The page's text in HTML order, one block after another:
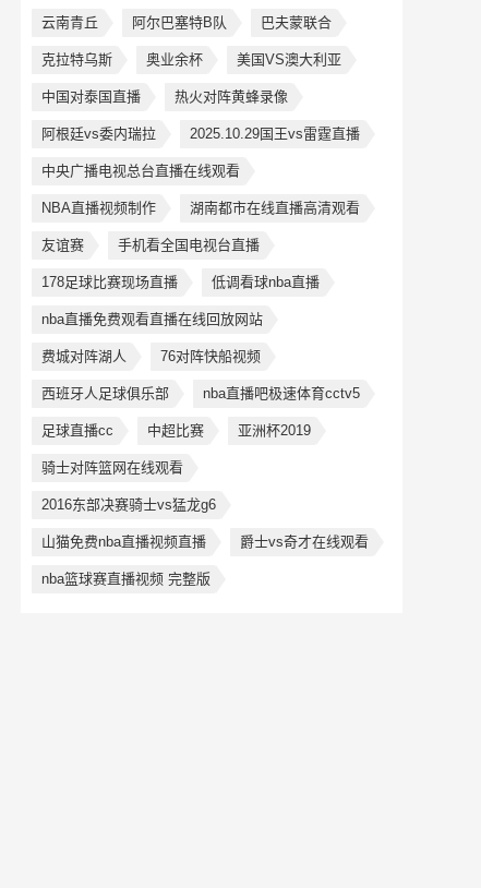
云南青丘 阿尔巴塞特B队 巴夫蒙联合
克拉特乌斯 奥业余杯 美国VS澳大利亚
中国对泰国直播 热火对阵黄蜂录像
阿根廷vs委内瑞拉 2025.10.29国王vs雷霆直播
中央广播电视总台直播在线观看
NBA直播视频制作 湖南都市在线直播高清观看
友谊赛 手机看全国电视台直播
178足球比赛现场直播 低调看球nba直播
nba直播免费观看直播在线回放网站
费城对阵湖人 76对阵快船视频
西班牙人足球俱乐部 nba直播吧极速体育cctv5
足球直播cc 中超比赛 亚洲杯2019
骑士对阵篮网在线观看
2016东部决赛骑士vs猛龙g6
山猫免费nba直播视频直播 爵士vs奇才在线观看
nba篮球赛直播视频 完整版